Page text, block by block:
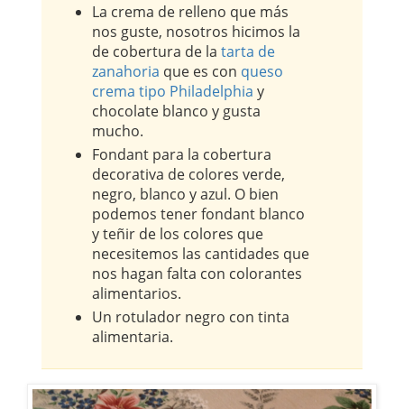
La crema de relleno que más
nos guste, nosotros hicimos la
de cobertura de la tarta de
zanahoria que es con queso
crema tipo Philadelphia y
chocolate blanco y gusta
mucho.
Fondant para la cobertura
decorativa de colores verde,
negro, blanco y azul. O bien
podemos tener fondant blanco
y teñir de los colores que
necesitemos las cantidades que
nos hagan falta con colorantes
alimentarios.
Un rotulador negro con tinta
alimentaria.